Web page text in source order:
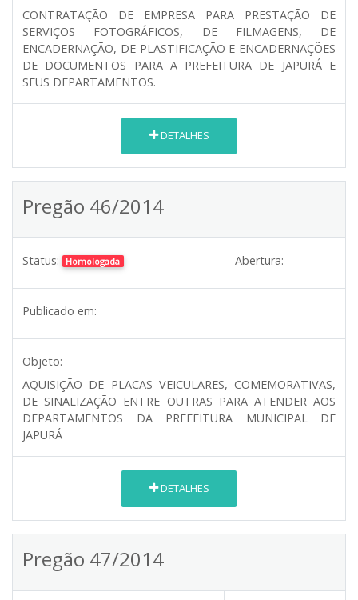
CONTRATAÇÃO DE EMPRESA PARA PRESTAÇÃO DE
SERVIÇOS FOTOGRÁFICOS, DE FILMAGENS, DE
ENCADERNAÇÃO, DE PLASTIFICAÇÃO E ENCADERNAÇÕES
DE DOCUMENTOS PARA A PREFEITURA DE JAPURÁ E
SEUS DEPARTAMENTOS.
DETALHES
Pregão 46/2014
Status: Homologada Abertura:
Publicado em:
Objeto:
AQUISIÇÃO DE PLACAS VEICULARES, COMEMORATIVAS,
DE SINALIZAÇÃO ENTRE OUTRAS PARA ATENDER AOS
DEPARTAMENTOS DA PREFEITURA MUNICIPAL DE
JAPURÁ
DETALHES
Pregão 47/2014